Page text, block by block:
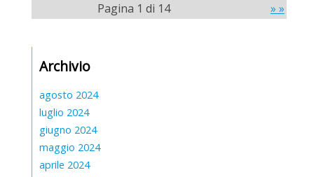
Pagina 1 di 14 » »
Archivio
agosto 2024
luglio 2024
giugno 2024
maggio 2024
aprile 2024